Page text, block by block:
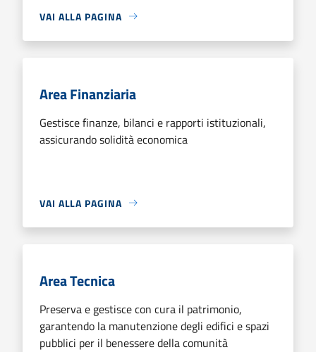
VAI ALLA PAGINA
Area Finanziaria
Gestisce finanze, bilanci e rapporti istituzionali,
assicurando solidità economica
VAI ALLA PAGINA
Area Tecnica
Preserva e gestisce con cura il patrimonio,
garantendo la manutenzione degli edifici e spazi
pubblici per il benessere della comunità